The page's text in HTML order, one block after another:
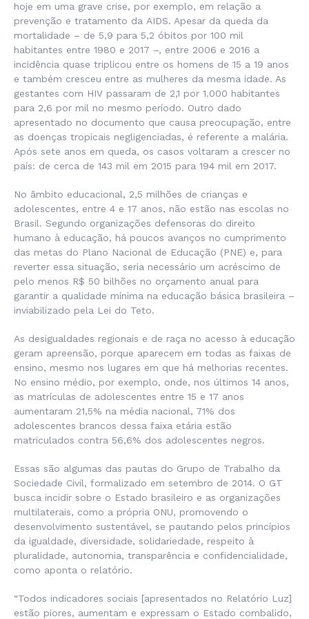
hoje em uma grave crise, por exemplo, em relação a
prevenção e tratamento da AIDS. Apesar da queda da
mortalidade – de 5,9 para 5,2 óbitos por 100 mil
habitantes entre 1980 e 2017 –, entre 2006 e 2016 a
incidência quase triplicou entre os homens de 15 a 19 anos
e também cresceu entre as mulheres da mesma idade. As
gestantes com HIV passaram de 2,1 por 1.000 habitantes
para 2,6 por mil no mesmo período. Outro dado
apresentado no documento que causa preocupação, entre
as doenças tropicais negligenciadas, é referente a malária.
Após sete anos em queda, os casos voltaram a crescer no
país: de cerca de 143 mil em 2015 para 194 mil em 2017.
No âmbito educacional, 2,5 milhões de crianças e
adolescentes, entre 4 e 17 anos, não estão nas escolas no
Brasil. Segundo organizações defensoras do direito
humano à educação, há poucos avanços no cumprimento
das metas do Plano Nacional de Educação (PNE) e, para
reverter essa situação, seria necessário um acréscimo de
pelo menos R$ 50 bilhões no orçamento anual para
garantir a qualidade mínima na educação básica brasileira –
inviabilizado pela Lei do Teto.
As desigualdades regionais e de raça no acesso à educação
geram apreensão, porque aparecem em todas as faixas de
ensino, mesmo nos lugares em que há melhorias recentes.
No ensino médio, por exemplo, onde, nos últimos 14 anos,
as matrículas de adolescentes entre 15 e 17 anos
aumentaram 21,5% na média nacional, 71% dos
adolescentes brancos dessa faixa etária estão
matriculados contra 56,6% dos adolescentes negros.
Essas são algumas das pautas do Grupo de Trabalho da
Sociedade Civil, formalizado em setembro de 2014. O GT
busca incidir sobre o Estado brasileiro e as organizações
multilaterais, como a própria ONU, promovendo o
desenvolvimento sustentável, se pautando pelos princípios
da igualdade, diversidade, solidariedade, respeito à
pluralidade, autonomia, transparência e confidencialidade,
como aponta o relatório.
“Todos indicadores sociais [apresentados no Relatório Luz]
estão piores, aumentam e expressam o Estado combalido,